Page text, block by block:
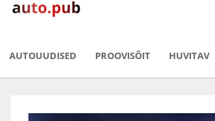
AUTOUUDISED PROOVISÕIT HUVITAV